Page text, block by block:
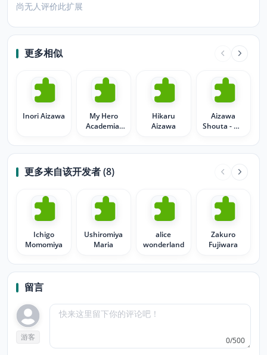
尚无人评价此扩展
更多相似
Inori Aizawa
My Hero
Academia:
Shota
Hikaru
Aizawa
Aizawa
Shouta - My
Academia
更多来自该开发者 (8)
Ichigo
Momomiya
Ushiromiya
Maria
alice
wonderland
Zakuro
Fujiwara
留言
游客 0/500